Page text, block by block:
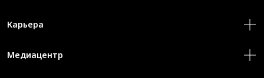
Карьера
Медиацентр